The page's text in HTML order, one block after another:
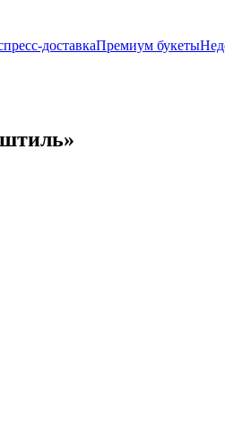
доставкаПремиум букеты